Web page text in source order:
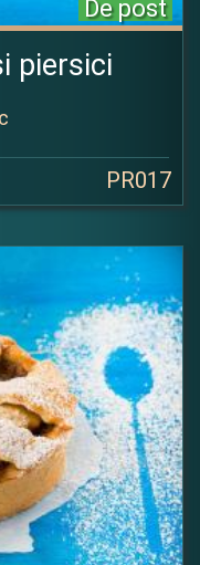
De post
piersici
PR017